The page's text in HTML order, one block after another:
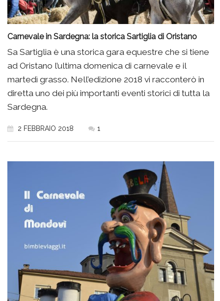
Carnevale in Sardegna: la storica Sartiglia di Oristano
Sa Sartiglia è una storica gara equestre che si tiene
ad Oristano l’ultima domenica di carnevale e il
martedì grasso. Nell’edizione 2018 vi racconterò in
diretta uno dei più importanti eventi storici di tutta la
Sardegna.
2 FEBBRAIO 2018 1